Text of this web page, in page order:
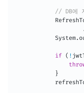
// DB에
System.
if ( !
}